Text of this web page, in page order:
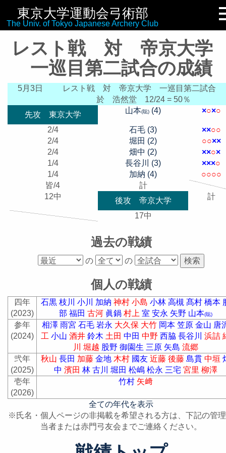
東京大学運動会弓術部
The Univ. of Tokyo Japanese Archery Club
リンク集
レスト戦 対 帝京大
一巡目第二試合の成績
5月3日
レスト戦 対 帝京大学 一巡目第二試合
於 浩然堂
12/24 = 50％
先攻 東京大学
山本(聡) (4) ×○×○
2/4 石毛 (3) ××○○
2/4
堀田 (2) ○○××
2/4
畑中 (2) ××○×
1/4
長谷川 (3) ×××○
1/4
加納 (4) ○○○○
皆/4
計
12中
後攻 帝京大学 計
17中
過去の戦績
の の
個人の戦績
四年
(2023)
石黒 枝川 小川 加納 神村 小島 小林 高槻 髙村 橋本
部 福田 古河 眞鍋 村上 室 安永 矢野 山本(聡)
参年
(2024)
相澤 雨宮 石毛 岩永 大久保 大竹 岡本 笠原 金山 唐
工 小山 酒井 鈴木 土田 中田 中野 西脇 長谷川 浜詰
川 堀越 股野 御園生 三原 矢島 流郷
弐年
(2025)
秋山 長田 加藤 金地 木村 國友 近藤 後藤 島貫 中垣
中 濱田 林 古川 堀田 松嶋 松永 三宅 宮里 柳澤
壱年
(2026)
竹村 矢﨑
全ての年代を表示
※氏名・個人ページの非掲載を希望される方は、下記の管
当者または赤門弓友会までご連絡ください。